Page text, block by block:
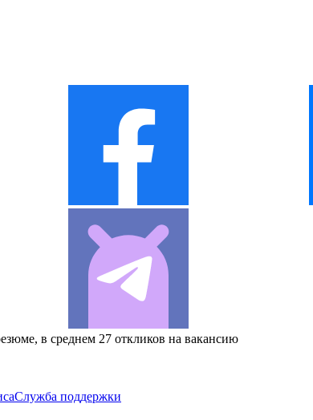
в среднем 27 откликов на вакансию
Служба поддержки